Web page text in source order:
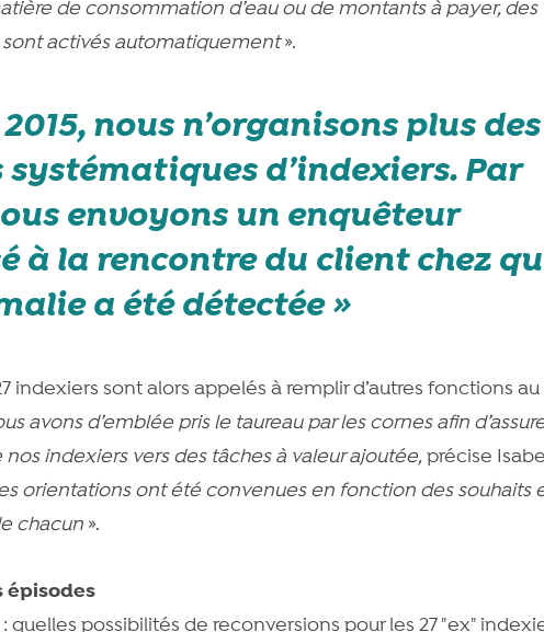
de consommation d’eau ou de montants à payer, des
activés automatiquement».
nous n’organisons plus des
d’indexiers. Par
envoyons un enquêteur
à la rencontre du client chez
a été détectée
indexiers sont alors appelés à remplir d’autres fonctions
avons d’emblée pris le taureau par les cornes afin
indexiers vers des tâches à valeur ajoutée,précise
orientations ont étéconvenuesen fonction des souhaits
chacun».
épisodes
: quelles possibilités de reconversions pour les 27 "ex"